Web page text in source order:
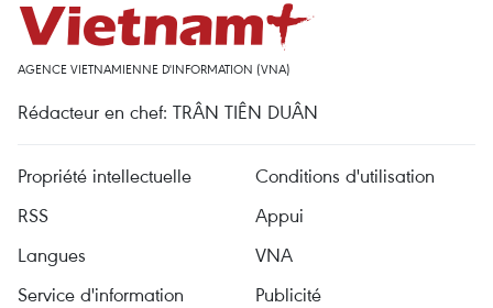
AGENCE VIETNAMIENNE D'INFORMATION (VNA)
Rédacteur en chef: TRÂN TIÊN DUÂN
Propriété intellectuelle
Conditions d'utilisation
RSS
Appui
Langues
VNA
Service d'information
Publicité